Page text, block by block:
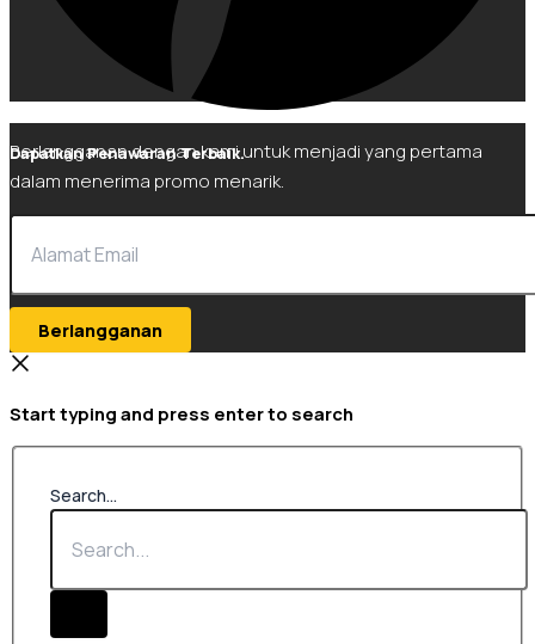
Dapatkan Penawaran Terbaik.
Berlangganan dengan kami untuk menjadi yang pertama
dalam menerima promo menarik.
Berlangganan
Start typing and press enter to search
Search...